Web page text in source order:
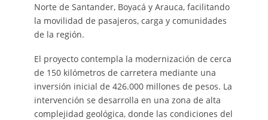
Norte de Santander, Boyacá y Arauca, facilitando
la movilidad de pasajeros, carga y comunidades
de la región.
El proyecto contempla la modernización de cerca
de 150 kilómetros de carretera mediante una
inversión inicial de 426.000 millones de pesos. La
intervención se desarrolla en una zona de alta
complejidad geológica, donde las condiciones del